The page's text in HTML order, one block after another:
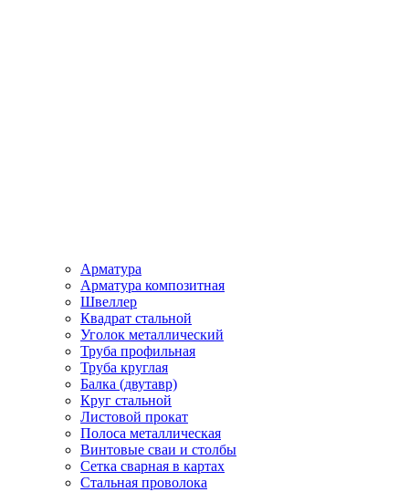
Арматура
Арматура композитная
Швеллер
Квадрат стальной
Уголок металлический
Труба профильная
Труба круглая
Балка (двутавр)
Круг стальной
Листовой прокат
Полоса металлическая
Винтовые сваи и столбы
Сетка сварная в картах
Стальная проволока